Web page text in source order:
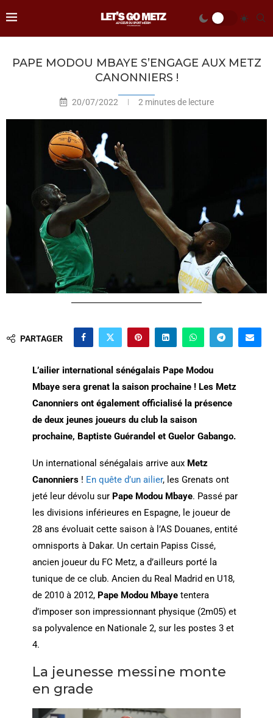
PAPE MODOU MBAYE S’ENGAGE AUX METZ
CANONNIERS !
20/07/2022 2 minutes de lecture
PARTAGER
L’ailier international sénégalais Pape Modou
Mbaye sera grenat la saison prochaine ! Les Metz
Canonniers ont également officialisé la présence
de deux jeunes joueurs du club la saison
prochaine, Baptiste Guérandel et Guelor Gabango.
Un international sénégalais arrive aux Metz
Canonniers! En quête d’un ailier, les Grenats ont
jeté leur dévolu sur Pape Modou Mbaye. Passé par
les divisions inférieures en Espagne, le joueur de
28 ans évoluait cette saison à l’AS Douanes, entité
omnisports à Dakar. Un certain Papiss Cissé,
ancien joueur du FC Metz, a d’ailleurs porté la
tunique de ce club. Ancien du Real Madrid en U18,
de 2010 à 2012, Pape Modou Mbayetentera
d’imposer son impressionnant physique (2m05) et
sa polyvalence en Nationale 2, sur les postes 3 et
4.
La jeunesse messine monte
en grade